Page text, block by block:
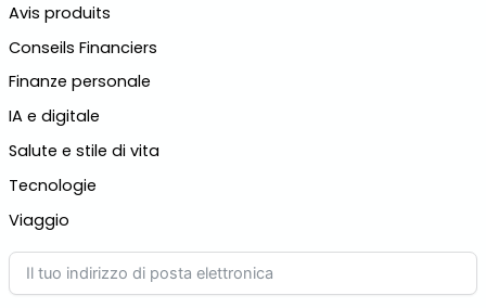
Avis produits
Conseils Financiers
Finanze personale
IA e digitale
Salute e stile di vita
Tecnologie
Viaggio